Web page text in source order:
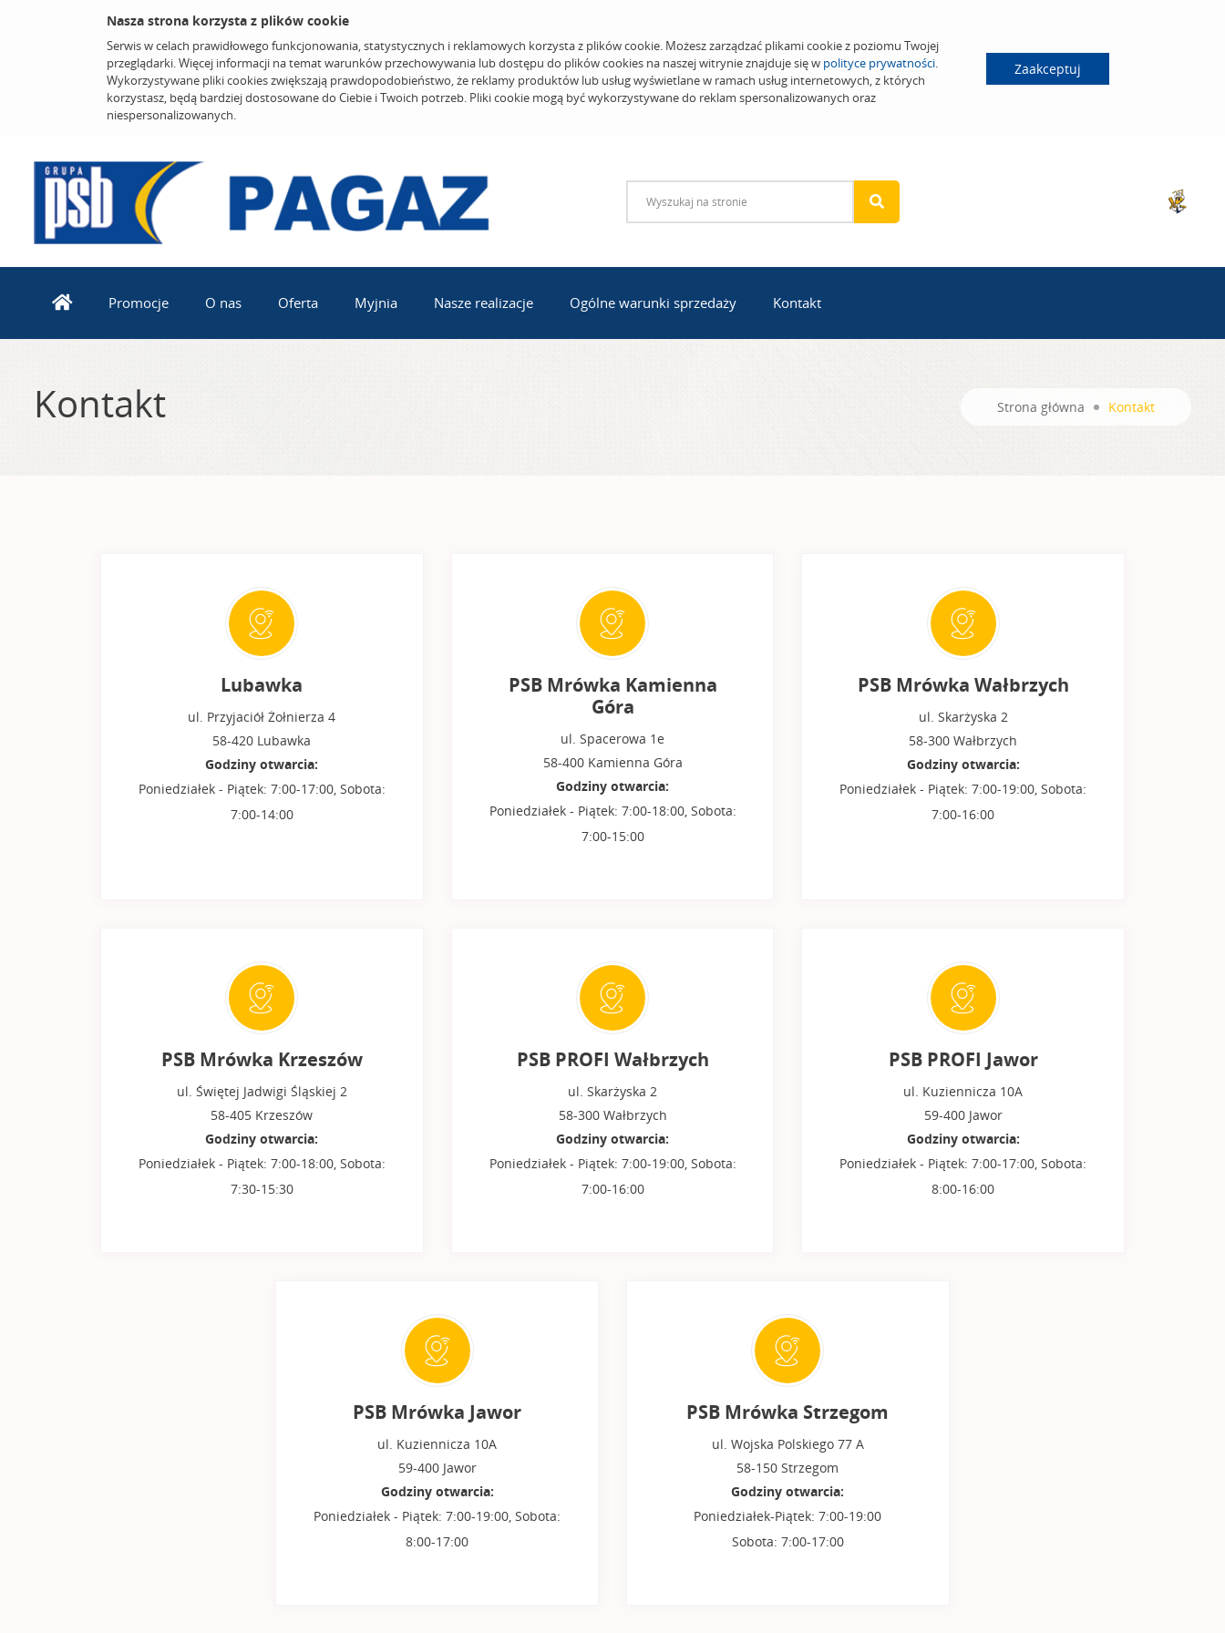
Nasza strona korzysta z plików cookie
Serwis w celach prawidłowego funkcjonowania, statystycznych i reklamowych korzysta z plików cookie. Możesz zarządzać plikami cookie z poziomu Twojej
przeglądarki. Więcej informacji na temat warunków przechowywania lub dostępu do plików cookies na naszej witrynie znajduje się w polityce prywatności.
Wykorzystywane pliki cookies zwiększają prawdopodobieństwo, że reklamy produktów lub usług wyświetlane w ramach usług internetowych, z których
korzystasz, będą bardziej dostosowane do Ciebie i Twoich potrzeb. Pliki cookie mogą być wykorzystywane do reklam spersonalizowanych oraz
niespersonalizowanych.
Zaakceptuj
Promocje O nas Oferta Myjnia Nasze realizacje Ogólne warunki sprzedaży Kontakt
Kontakt Strona główna Kontakt
Lubawka
ul. Przyjaciół Żołnierza 4
58-420 Lubawka
Godziny otwarcia:
Poniedziałek - Piątek: 7:00-17:00, Sobota:
7:00-14:00
PSB Mrówka Kamienna
Góra
ul. Spacerowa 1e
58-400 Kamienna Góra
Godziny otwarcia:
Poniedziałek - Piątek: 7:00-18:00, Sobota:
7:00-15:00
PSB Mrówka Wałbrzych
ul. Skarżyska 2
58-300 Wałbrzych
Godziny otwarcia:
Poniedziałek - Piątek: 7:00-19:00, Sobota:
7:00-16:00
PSB Mrówka Krzeszów
ul. Świętej Jadwigi Śląskiej 2
58-405 Krzeszów
Godziny otwarcia:
Poniedziałek - Piątek: 7:00-18:00, Sobota:
7:30-15:30
PSB PROFI Wałbrzych
ul. Skarżyska 2
58-300 Wałbrzych
Godziny otwarcia:
Poniedziałek - Piątek: 7:00-19:00, Sobota:
7:00-16:00
PSB PROFI Jawor
ul. Kuziennicza 10A
59-400 Jawor
Godziny otwarcia:
Poniedziałek - Piątek: 7:00-17:00, Sobota:
8:00-16:00
PSB Mrówka Jawor
ul. Kuziennicza 10A
59-400 Jawor
Godziny otwarcia:
Poniedziałek - Piątek: 7:00-19:00, Sobota:
8:00-17:00
PSB Mrówka Strzegom
ul. Wojska Polskiego 77 A
58-150 Strzegom
Godziny otwarcia:
Poniedziałek-Piątek: 7:00-19:00
Sobota: 7:00-17:00